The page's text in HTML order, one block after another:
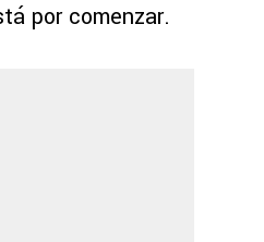
por comenzar.